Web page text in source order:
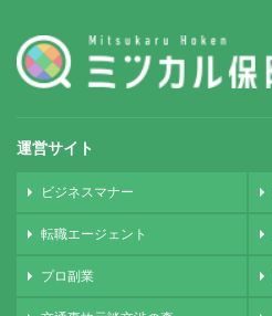
運営サイト
ビジネスマナー
転職エージェント
プロ副業